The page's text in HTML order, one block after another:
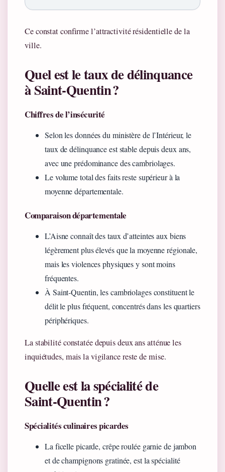
Ce constat confirme l’attractivité résidentielle de la
ville.
Quel est le taux de délinquance
à Saint‑Quentin ?
Chiffres de l’insécurité
Selon les données du ministère de l’Intérieur, le
taux de délinquance est stable depuis deux ans,
avec une prédominance des cambriolages.
Le volume total des faits reste supérieur à la
moyenne départementale.
Comparaison départementale
L’Aisne connaît des taux d’atteintes aux biens
légèrement plus élevés que la moyenne régionale,
mais les violences physiques y sont moins
fréquentes.
À Saint‑Quentin, les cambriolages constituent le
délit le plus fréquent, concentrés dans les quartiers
périphériques.
La stabilité constatée depuis deux ans atténue les
inquiétudes, mais la vigilance reste de mise.
Quelle est la spécialité de
Saint‑Quentin ?
Spécialités culinaires picardes
La ficelle picarde, crêpe roulée garnie de jambon
et de champignons gratinée, est la spécialité